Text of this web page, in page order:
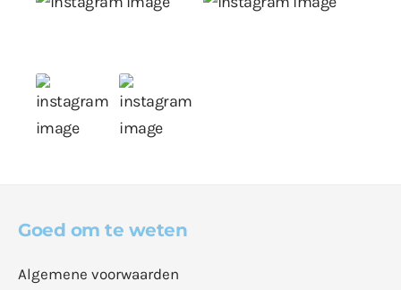
Goed om te weten
Algemene voorwaarden